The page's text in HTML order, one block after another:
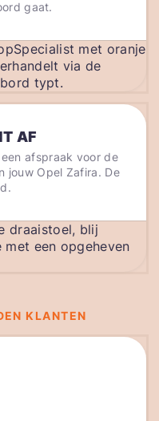
gaat.
AF
afspraak voor de
jouw Opel Zafira. De
KLANTEN